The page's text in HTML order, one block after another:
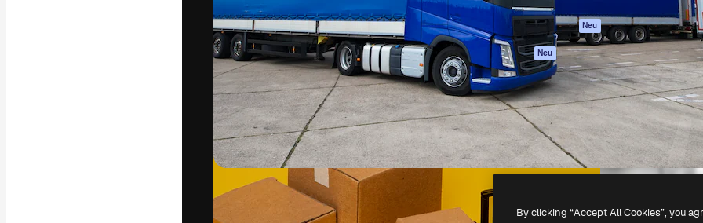
MCP für
Claude/ChatGPT
Neu
Agenten Neu
API
Mobile App
Alle Magnific-Tools
Partner
Unternehmen
Copyright © 2010- 2026 Freepik Company S.L.U. Alle Rechte vorbehalten
By clicking “Accept All Cookies”, you